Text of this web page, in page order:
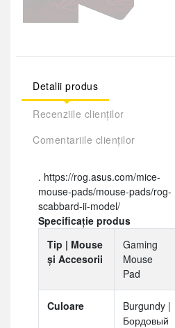
Detalii produs
Recenziile clienților
Comentariile clienților
. https://rog.asus.com/mice-
mouse-pads/mouse-pads/rog-
scabbard-ii-model/
Specificație produs
Tip | Mouse
și Accesorii
Gaming
Mouse
Pad
Culoare
Burgundy |
Бордовый